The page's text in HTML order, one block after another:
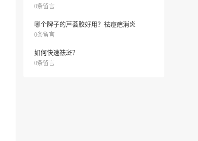
0条留言
哪个牌子的芦荟胶好用？祛痘疤消炎
0条留言
如何快速祛斑？
0条留言